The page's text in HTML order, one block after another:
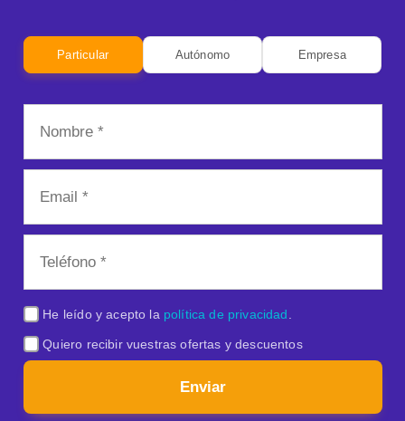
Particular Autónomo Empresa
He leído y acepto la política de privacidad
Quiero recibir vuestras ofertas y descuentos
Enviar